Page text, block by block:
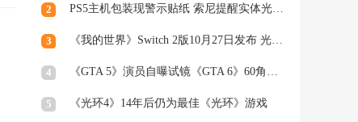
2 PS5主机包装现警示贴纸 索尼提醒实体光盘生产将终止
3 《我的世界》Switch 2版10月27日发布 光照阴影升级
4 《GTA 5》演员自曝试镜《GTA 6》60角色均未获回复
5 《光环4》14年后仍为最佳《光环》游戏